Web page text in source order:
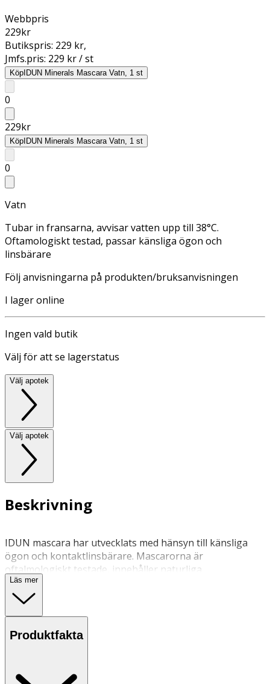
Webbpris
229kr
Butikspris: 229 kr,
Jmfs.pris: 229 kr / st
KöpIDUN Minerals Mascara Vatn, 1 st
0
229kr
KöpIDUN Minerals Mascara Vatn, 1 st
0
Vatn
Tubar in fransarna, avvisar vatten upp till 38°C.
Oftamologiskt testad, passar känsliga ögon och
linsbärare
Följ anvisningarna på produkten/bruksanvisningen
I lager online
Ingen vald butik
Välj för att se lagerstatus
Välj apotek
Välj apotek
Beskrivning
IDUN mascara har utvecklats med hänsyn till känsliga
ögon och kontaktlinsbärare. Mascarorna är
oftalmologiskt testade, innehåller naturliga
mineralpigment och lätta organiska vaxsorter. IDUN
Minerals mascaror är fria från parabener, nanopartiklar,
mascara adderar både volym och längd.
Läs mer
Produktfakta